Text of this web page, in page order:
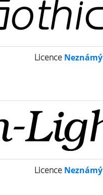
Licence Neznámý
Licence Neznámý